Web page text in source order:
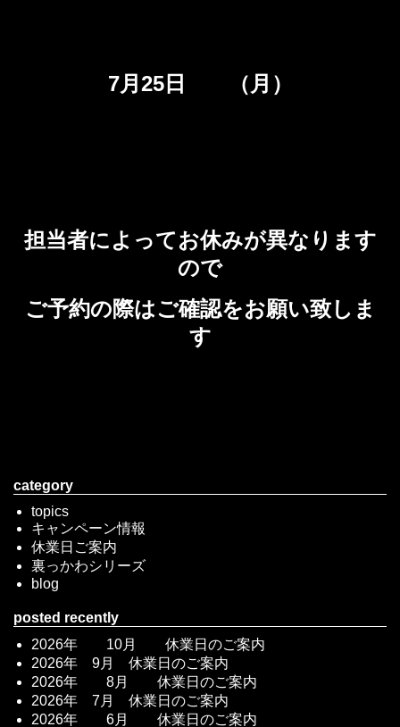
7月25日 （月）
担当者によってお休みが異なります
ので
ご予約の際はご確認をお願い致しま
す
category
topics
キャンペーン情報
休業日ご案内
裏っかわシリーズ
blog
posted recently
2026年 10月 休業日のご案内
2026年 9月 休業日のご案内
2026年 8月 休業日のご案内
2026年 7月 休業日のご案内
2026年 6月 休業日のご案内